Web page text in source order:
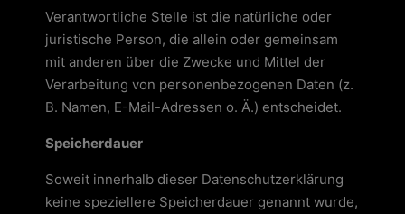
Verantwortliche Stelle ist die natürliche oder
juristische Person, die allein oder gemeinsam
mit anderen über die Zwecke und Mittel der
Verarbeitung von personenbezogenen Daten (z.
B. Namen, E-Mail-Adressen o. Ä.) entscheidet.
Speicherdauer
Soweit innerhalb dieser Datenschutzerklärung
keine speziellere Speicherdauer genannt wurde,